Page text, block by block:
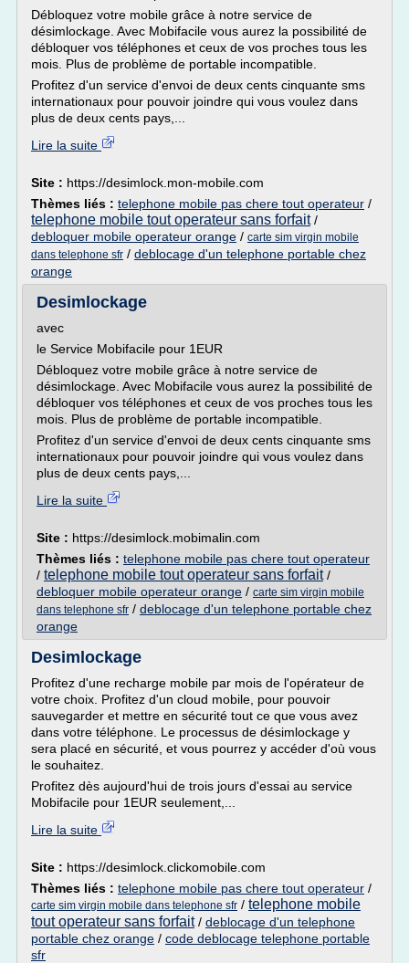
Débloquez votre mobile grâce à notre service de
désimlockage. Avec Mobifacile vous aurez la possibilité de
débloquer vos téléphones et ceux de vos proches tous les
mois. Plus de problème de portable incompatible.
Profitez d'un service d'envoi de deux cents cinquante sms
internationaux pour pouvoir joindre qui vous voulez dans
plus de deux cents pays,...
Lire la suite
Site : https://desimlock.mon-mobile.com
Thèmes liés : telephone mobile pas chere tout operateur /
telephone mobile tout operateur sans forfait/
debloquer mobile operateur orange / carte sim virgin mobile
dans telephone sfr / deblocage d'un telephone portable chez
orange
Desimlockage
avec
le Service Mobifacile pour 1EUR
Débloquez votre mobile grâce à notre service de
désimlockage. Avec Mobifacile vous aurez la possibilité de
débloquer vos téléphones et ceux de vos proches tous les
mois. Plus de problème de portable incompatible.
Profitez d'un service d'envoi de deux cents cinquante sms
internationaux pour pouvoir joindre qui vous voulez dans
plus de deux cents pays,...
Lire la suite
Site : https://desimlock.mobimalin.com
Thèmes liés : telephone mobile pas chere tout operateur
/ telephone mobile tout operateur sans forfait/
debloquer mobile operateur orange / carte sim virgin mobile
dans telephone sfr / deblocage d'un telephone portable chez
orange
Desimlockage
Profitez d'une recharge mobile par mois de l'opérateur de
votre choix. Profitez d'un cloud mobile, pour pouvoir
sauvegarder et mettre en sécurité tout ce que vous avez
dans votre téléphone. Le processus de désimlockage y
sera placé en sécurité, et vous pourrez y accéder d'où vous
le souhaitez.
Profitez dès aujourd'hui de trois jours d'essai au service
Mobifacile pour 1EUR seulement,...
Lire la suite
Site : https://desimlock.clickomobile.com
Thèmes liés : telephone mobile pas chere tout operateur /
carte sim virgin mobile dans telephone sfr / telephone mobile
tout operateur sans forfait/ deblocage d'un telephone
portable chez orange / code deblocage telephone portable
sfr